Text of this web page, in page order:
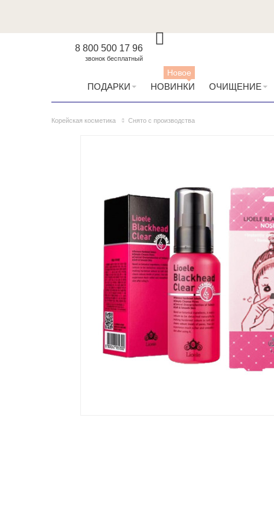
8 800 500 17 96
звонок бесплатный
ПОДАРКИ НОВИНКИ
Новое
ОЧИЩЕНИЕ
Корейская косметика Снято с производства